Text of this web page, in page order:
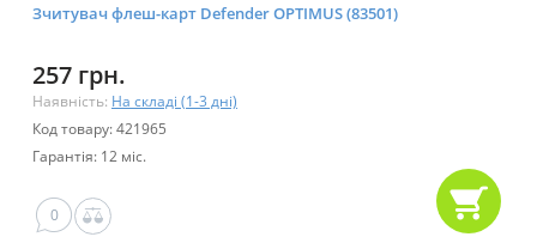
Зчитувач флеш-карт Defender OPTIMUS (83501)
257 грн.
Наявність: На складі (1-3 дні)
Код товару: 421965
Гарантія: 12 міс.
0